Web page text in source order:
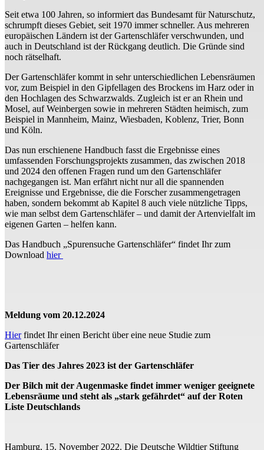
Seit etwa 100 Jahren, so informiert das Bundesamt für Naturschutz,
schrumpft dieses Gebiet, seit 1970 immer schneller. Aus mehreren
europäischen Ländern ist der Gartenschläfer verschwunden, und
auch in Deutschland ist der Rückgang deutlich. Die Gründe sind
noch rätselhaft.
Der Gartenschläfer kommt in sehr unterschiedlichen Lebensräumen
vor, zum Beispiel in den Gipfellagen des Brockens im Harz oder in
den Hochlagen des Schwarzwalds. Zugleich ist er an Rhein und
Mosel, auf Weinbergen sowie in mehreren Städten heimisch, zum
Beispiel in Mannheim, Mainz, Wiesbaden, Koblenz, Trier, Bonn
und Köln.
Das nun erschienene Handbuch fasst die Ergebnisse eines
umfassenden Forschungsprojekts zusammen, das zwischen 2018
und 2024 den offenen Fragen rund um den Gartenschläfer
nachgegangen ist. Man erfährt nicht nur all die spannenden
Ereignisse und Ergebnisse, die die Forscher zusammengetragen
haben, sondern bekommt ab Kapitel 8 auch viele nützliche Tipps,
wie man selbst dem Gartenschläfer – und damit der Artenvielfalt im
eigenen Garten – helfen kann.
Das Handbuch „Spurensuche Gartenschläfer“ findet Ihr zum
Download hier
Meldung vom 20.12.2024
Hierfindet Ihr einen Bericht über eine neue Studie zum
Gartenschläfer
Das Tier des Jahres 2023 ist der Gartenschläfer
Der Bilch mit der Augenmaske findet immer weniger geeignete
Lebensräume und steht als „stark gefährdet“ auf der Roten
Liste Deutschlands
Hamburg, 15. November 2022. Die Deutsche Wildtier Stiftung